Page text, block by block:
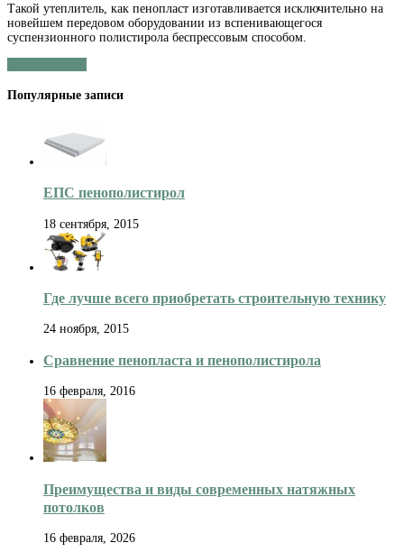
Такой утеплитель, как пенопласт изготавливается исключительно на
новейшем передовом оборудовании из вспенивающегося
суспензионного полистирола беспрессовым способом.
Популярные записи
ЕПС пенополистирол
18 сентября, 2015
Где лучше всего приобретать строительную технику
24 ноября, 2015
Сравнение пенопласта и пенополистирола
16 февраля, 2016
Преимущества и виды современных натяжных
потолков
16 февраля, 2026